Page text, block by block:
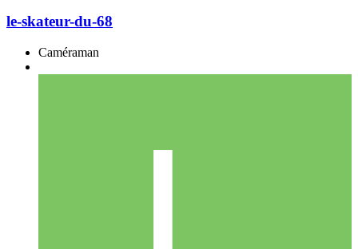
le-skateur-du-68
Caméraman